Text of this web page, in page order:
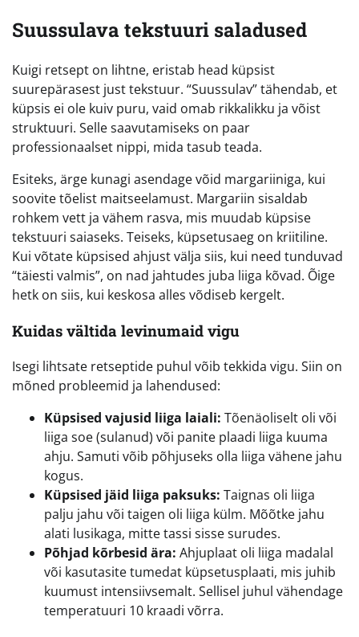
Suussulava tekstuuri saladused
Kuigi retsept on lihtne, eristab head küpsist
suurepärasest just tekstuur. “Suussulav” tähendab, et
küpsis ei ole kuiv puru, vaid omab rikkalikku ja võist
struktuuri. Selle saavutamiseks on paar
professionaalset nippi, mida tasub teada.
Esiteks, ärge kunagi asendage võid margariiniga, kui
soovite tõelist maitseelamust. Margariin sisaldab
rohkem vett ja vähem rasva, mis muudab küpsise
tekstuuri saiaseks. Teiseks, küpsetusaeg on kriitiline.
Kui võtate küpsised ahjust välja siis, kui need tunduvad
“täiesti valmis”, on nad jahtudes juba liiga kõvad. Õige
hetk on siis, kui keskosa alles võdiseb kergelt.
Kuidas vältida levinumaid vigu
Isegi lihtsate retseptide puhul võib tekkida vigu. Siin on
mõned probleemid ja lahendused:
Küpsised vajusid liiga laiali: Tõenäoliselt oli või
liiga soe (sulanud) või panite plaadi liiga kuuma
ahju. Samuti võib põhjuseks olla liiga vähene jahu
kogus.
Küpsised jäid liiga paksuks: Taignas oli liiga
palju jahu või taigen oli liiga külm. Mõõtke jahu
alati lusikaga, mitte tassi sisse surudes.
Põhjad kõrbesid ära: Ahjuplaat oli liiga madalal
või kasutasite tumedat küpsetusplaati, mis juhib
kuumust intensiivsemalt. Sellisel juhul vähendage
temperatuuri 10 kraadi võrra.